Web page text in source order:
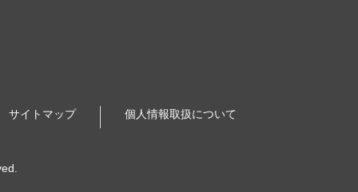
サイトマップ 個人情報取扱について